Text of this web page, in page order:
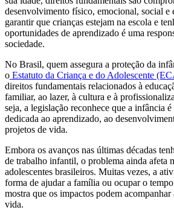
desenvolvimento físico, emocional, social e
garantir que crianças estejam na escola e
oportunidades de aprendizado é uma
sociedade.
No Brasil, quem assegura a proteção da
o Estatuto da Criança e do Adolescente
direitos fundamentais relacionados à
familiar, ao lazer, à cultura e à
seja, a legislação reconhece que a infância
dedicada ao aprendizado, ao
projetos de vida.
Embora os avanços nas últimas décadas
de trabalho infantil, o problema ainda afeta
adolescentes brasileiros. Muitas vezes, a
forma de ajudar a família ou ocupar o
mostra que os impactos podem acompanhar
vida.